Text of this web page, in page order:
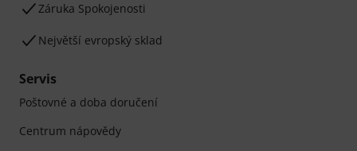
Záruka Spokojenosti
Největší evropský sklad
Servis
Poštovné a doba doručení
Centrum nápovědy